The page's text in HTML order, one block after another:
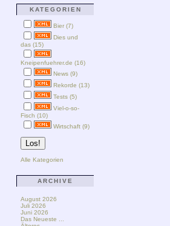
KATEGORIEN
Bier (7)
Dies und
das (15)
Kneipenfuehrer.de (16)
News (9)
Rekorde (13)
Tests (5)
Viel-o-so-
Fisch (10)
Wirtschaft (9)
Alle Kategorien
ARCHIVE
August 2026
Juli 2026
Juni 2026
Das Neueste ...